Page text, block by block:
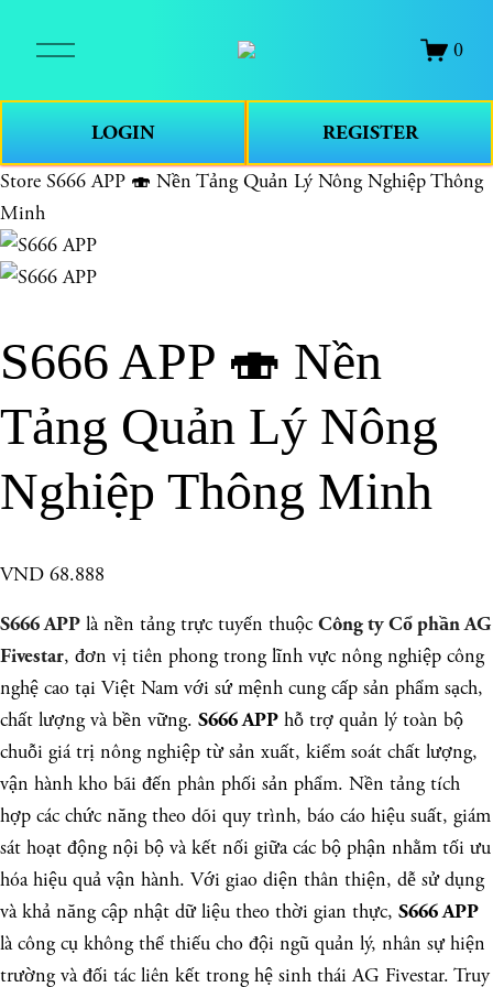
O
e
e
n
0
LOGIN REGISTER
Store S666 APP 🍣 Nền Tảng Quản Lý Nông Nghiệp Thông
Minh
S666 APP 🍣 Nền
Tảng Quản Lý Nông
Nghiệp Thông Minh
VND 68.888
S666 APP là nền tảng trực tuyến thuộc Công ty Cổ phần AG
Fivestar, đơn vị tiên phong trong lĩnh vực nông nghiệp công
nghệ cao tại Việt Nam với sứ mệnh cung cấp sản phẩm sạch,
chất lượng và bền vững. S666 APP hỗ trợ quản lý toàn bộ
chuỗi giá trị nông nghiệp từ sản xuất, kiểm soát chất lượng,
vận hành kho bãi đến phân phối sản phẩm. Nền tảng tích
hợp các chức năng theo dõi quy trình, báo cáo hiệu suất, giám
sát hoạt động nội bộ và kết nối giữa các bộ phận nhằm tối ưu
hóa hiệu quả vận hành. Với giao diện thân thiện, dễ sử dụng
và khả năng cập nhật dữ liệu theo thời gian thực, S666 APP
là công cụ không thể thiếu cho đội ngũ quản lý, nhân sự hiện
trường và đối tác liên kết trong hệ sinh thái AG Fivestar. Truy